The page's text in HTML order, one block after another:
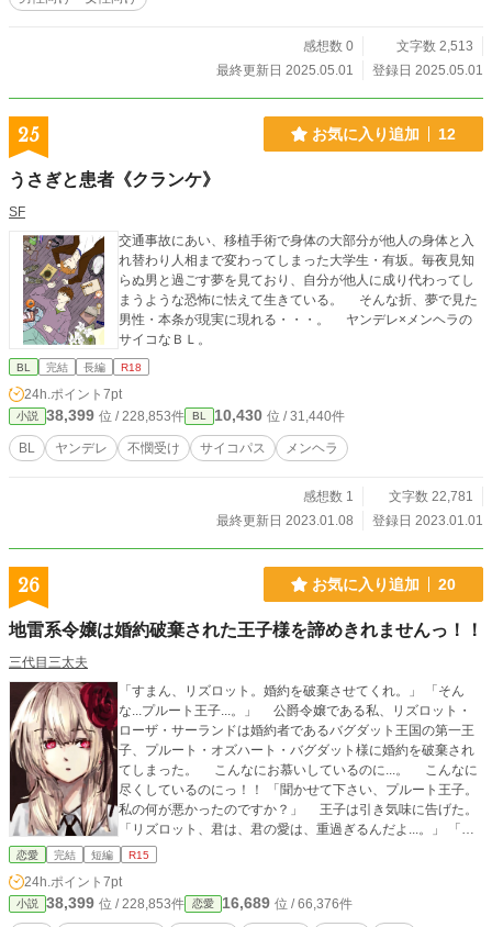
感想数 0
文字数 2,513
最終更新日 2025.05.01
登録日 2025.05.01
25 お気に入り追加 12
うさぎと患者《クランケ》
SF
交通事故にあい、移植手術で身体の大部分が他人の身体と入
れ替わり人相まで変わってしまった大学生・有坂。毎夜見知
らぬ男と過ごす夢を見ており、自分が他人に成り代わってし
まうような恐怖に怯えて生きている。 そんな折、夢で見た
男性・本条が現実に現れる・・・。 ヤンデレ×メンヘラの
サイコなＢＬ。
BL 完結 長編 R18
24h.ポイント 7pt
小説 38,399 位 / 228,853件 BL 10,430 位 / 31,440件
BL ヤンデレ 不憫受け サイコパス メンヘラ
感想数 1
文字数 22,781
最終更新日 2023.01.08
登録日 2023.01.01
26 お気に入り追加 20
地雷系令嬢は婚約破棄された王子様を諦めきれませんっ！！
三代目三太夫
「すまん、リズロット。婚約を破棄させてくれ。」 「そん
な...プルート王子...。」 公爵令嬢である私、リズロット・
ローザ・サーランドは婚約者であるバグダット王国の第一王
子、プルート・オズハート・バグダット様に婚約を破棄され
てしまった。 こんなにお慕いしているのに...。 こんなに
尽くしているのにっ！！ 「聞かせて下さい、プルート王子。
私の何が悪かったのですか？」 王子は引き気味に告げた。
「リズロット、君は、君の愛は、重過ぎるんだよ...。」 「僕
はそんな君より君のお姉さん、エルロットの事が好きなん
やるっ...！！」 姉と妹、王子の甘酸っぱい関係に胸キュン
注意です！
恋愛 完結 短編 R15
24h.ポイント 7pt
小説 38,399 位 / 228,853件 恋愛 16,689 位 / 66,376件